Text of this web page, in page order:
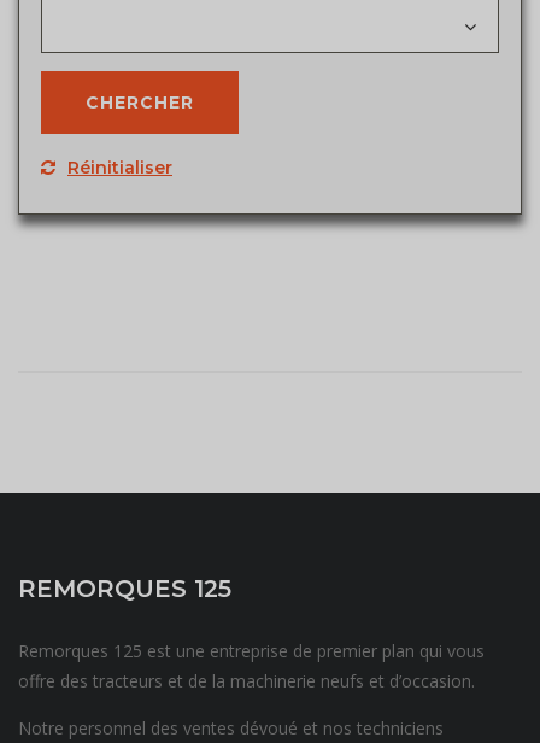
Réinitialiser
REMORQUES 125
Remorques 125 est une entreprise de premier plan qui vous
offre des tracteurs et de la machinerie neufs et d’occasion.
Notre personnel des ventes dévoué et nos techniciens